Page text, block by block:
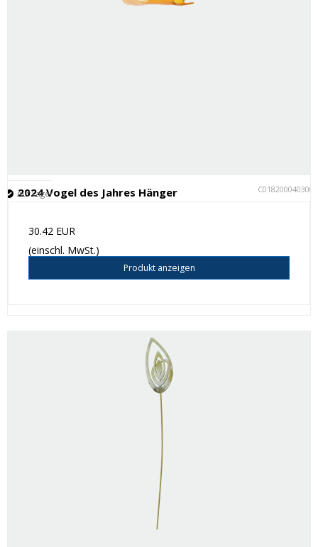
2024 Vogel des Jahres Hänger C018200040300
Auf Lager
30.42 EUR
(einschl. MwSt.)
Produkt anzeigen